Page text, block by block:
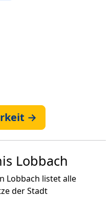
→
Lobbach
Lobbach listet alle
der Stadt